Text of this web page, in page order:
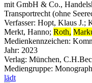
mit GmbH & Co.,
Transportrecht (ohne
Verfasser: Hopt, Klaus J.;
Merkt, Hanno; Roth,
Medienkennzeichen:
Jahr: 2023
Verlag: München,
Mediengruppe:
lädt